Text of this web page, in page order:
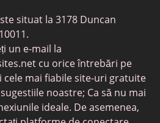
situat la 3178 Duncan
un e-mail la
cu orice întrebări pe
cele mai fiabile site-uri gratuite
noastre; Ca să nu mai
ideale. De asemenea,